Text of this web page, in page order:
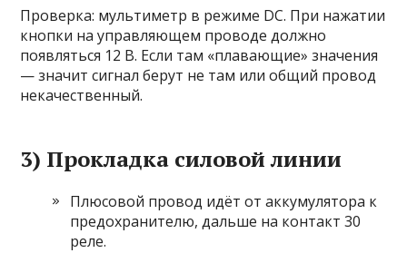
Проверка: мультиметр в режиме DC. При нажатии
кнопки на управляющем проводе должно
появляться 12 В. Если там «плавающие» значения
— значит сигнал берут не там или общий провод
некачественный.
3) Прокладка силовой линии
Плюсовой провод идёт от аккумулятора к
предохранителю, дальше на контакт 30
реле.